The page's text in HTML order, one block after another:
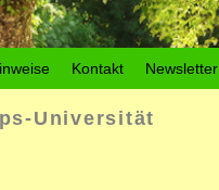
Kontakt Newsletter
Universität